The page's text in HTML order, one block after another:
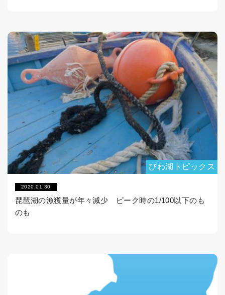
びわ湖トピックス
2020.01.30
琵琶湖の漁獲量が年々減少 ピーク時の1/100以下のも
のも